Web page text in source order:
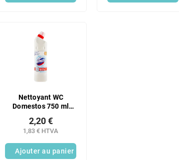
Nettoyant WC
Domestos 750 ml
1,83 € HTVA
2,20 €
Ajouter au panier